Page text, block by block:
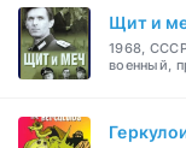
Щит и
1968,
военный,